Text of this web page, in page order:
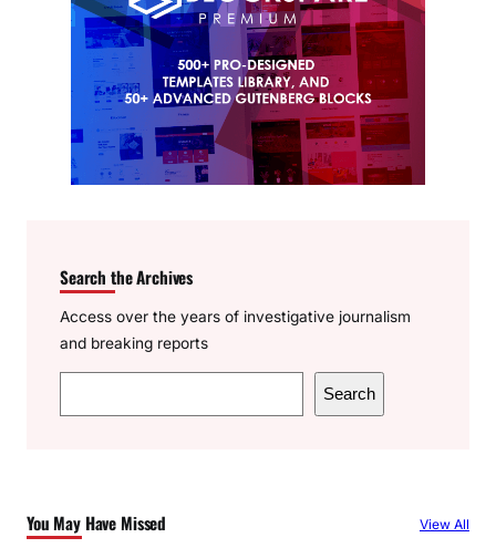
Search the Archives
Access over the years of investigative journalism
and breaking reports
e
h
Search
You May Have Missed View All